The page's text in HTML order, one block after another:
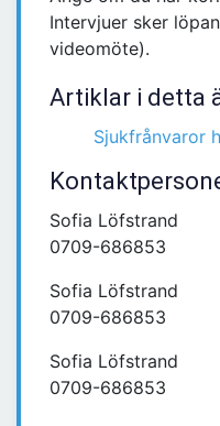
Intervjuer sker
videomöte).
Artiklar i detta
Sjukfrånvaror
Sofia Löfstrand
0709-686853
Sofia Löfstrand
0709-686853
Sofia Löfstrand
0709-686853